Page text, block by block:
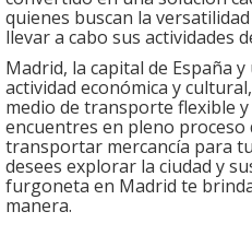
quienes buscan la
llevar a cabo sus actividades
Madrid, la capital de España
actividad económica y
medio de transporte flexible y
encuentres en pleno proceso
transportar mercancía para
desees explorar la ciudad y
furgoneta en Madrid te
manera.